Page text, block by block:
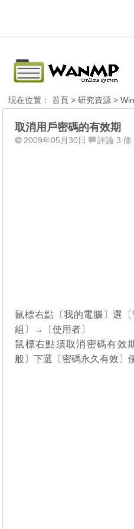
現在位置：首頁 >研究資源 >
取消用戶密碼的有效期
2009年05月30日 評論 3 條
鼠標右點〔我的電腦〕選
組〕→〔使用者〕
鼠標右點須取消密碼有效
般〕下選〔密碼永久有效〕